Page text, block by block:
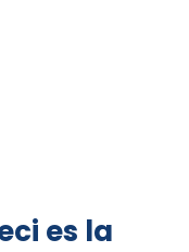
es la